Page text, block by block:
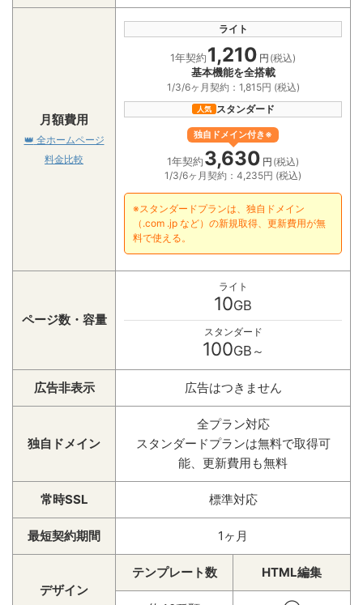
月額費用
👑 全ホームページ
料金比較
ライト
1年契約 1,210 円 (税込)
基本機能を全搭載
1/3/6ヶ月契約：1,815円 (税込)
人気 スタンダード
独自ドメイン付き※
1年契約 3,630 円 (税込)
1/3/6ヶ月契約：4,235円 (税込)
※スタンダードプランは、独自ドメイン
（.com .jp など）の新規取得、更新費用が無
料で使える。
ページ数・容量
ライト
10GB
スタンダード
100GB ～
広告非表示 広告はつきません
独自ドメイン
全プラン対応
スタンダードプランは無料で取得可
能、更新費用も無料
常時SSL 標準対応
最短契約期間 1ヶ月
デザイン
テンプレート数 HTML編集